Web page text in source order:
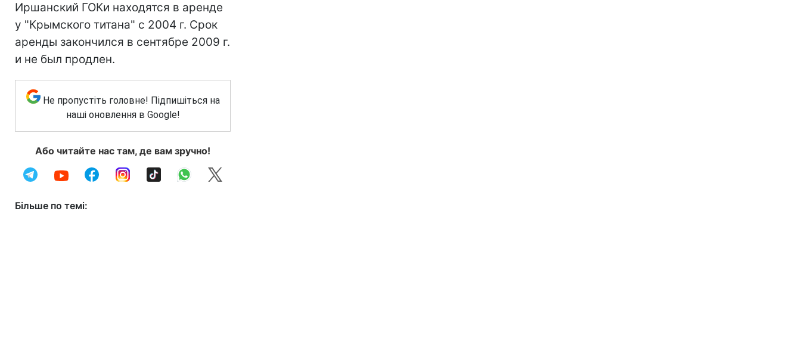
Иршанский ГОКи находятся в аренде
у "Крымского титана" с 2004 г. Срок
аренды закончился в сентябре 2009 г.
и не был продлен.
Не пропустіть головне! Підпишіться на
наші оновлення в Google!
Або читайте нас там, де вам зручно!
Більше по темі: